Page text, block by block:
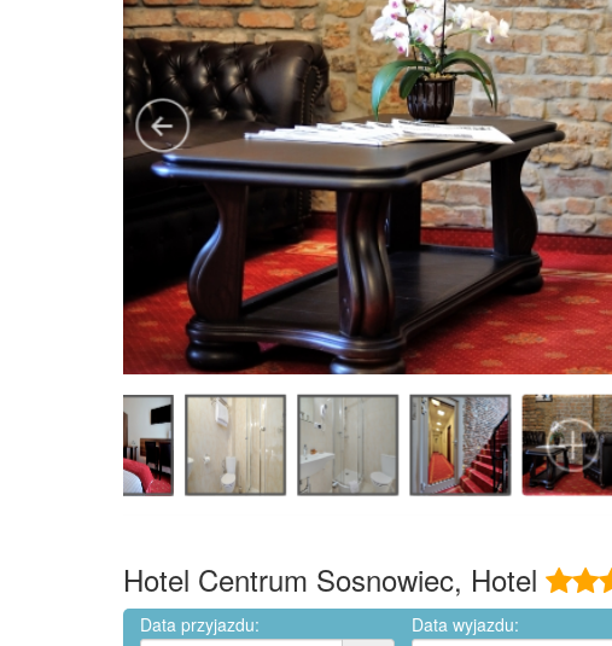
Hotel Centrum Sosnowiec, Hotel
Data przyjazdu: Data wyjazdu: